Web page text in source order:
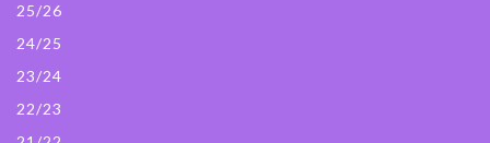
25/26
24/25
23/24
22/23